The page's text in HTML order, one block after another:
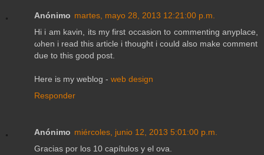
Anónimo martes, mayo 28, 2013 12:21:00 p.m.
Hi i am kavіn, itѕ my first оccasion to commenting anyplace,
ωhen i read thіs artiсlе і thought i could also mаke сomment
due tο this gooԁ post.
Нerе іs mу weblog - web design
Responder
Anónimo miércoles, junio 12, 2013 5:01:00 p.m.
Gracias por los 10 capítulos y el ova.